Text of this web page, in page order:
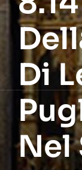
Di
Nel